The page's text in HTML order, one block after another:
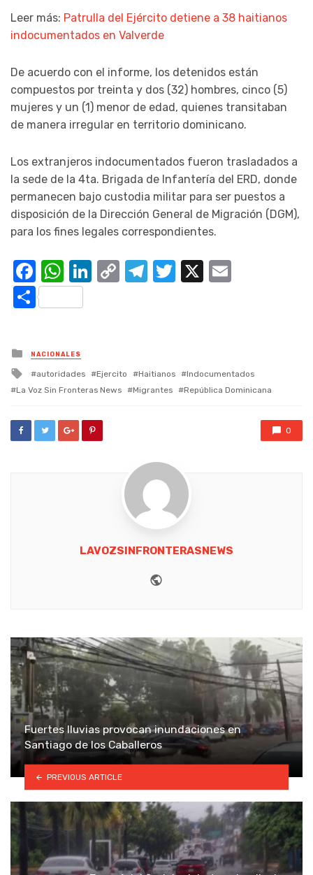
Leer más: Patrulla del Ejército detiene a 38 haitianos
indocumentados en Valverde
De acuerdo con el informe, los detenidos están
compuestos por treinta y dos (32) hombres, cinco (5)
mujeres y un (1) menor de edad, quienes transitaban
de manera irregular en territorio dominicano.
Los extranjeros indocumentados fueron trasladados a
la sede de la 4ta. Brigada de Infantería del ERD, donde
permanecen bajo custodia militar para ser puestos a
disposición de la Dirección General de Migración (DGM),
para los fines legales correspondientes.
Facebook
WhatsApp
LinkedIn
CopyTelegram
Twitter
X
Compartir
Posted
in
NACIONALES
Tagged
with
autoridades Ejercito Haitianos
Indocumentados
La Voz Sin Fronteras News
Migrantes República Dominicana
0
LAVOZSINFRONTERASNEWS
Fuertes lluvias provocan inundaciones en
Santiago de los Caballeros
PREVIOUS ARTICLE